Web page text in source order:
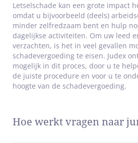
Letselschade kan een grote impact
omdat u bijvoorbeeld (deels)
minder zelfredzaam bent en hulp
dagelijkse activiteiten. Om uw leed
verzachten, is het in veel gevallen
schadevergoeding te eisen. Judex
mogelijk in dit proces, door u te
de juiste procedure en voor u te
hoogte van de schadevergoeding.
Hoe werkt vragen naar